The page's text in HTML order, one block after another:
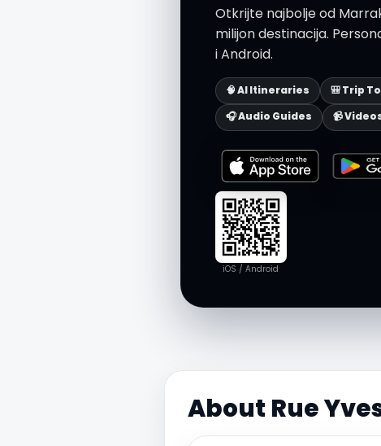
Otkrijte najbolje od
milijon destinacija.
i Android.
🧠 AI Itineraries 🎒 Trip
🎧 Audio Guides
📹
iOS / Android
About Rue